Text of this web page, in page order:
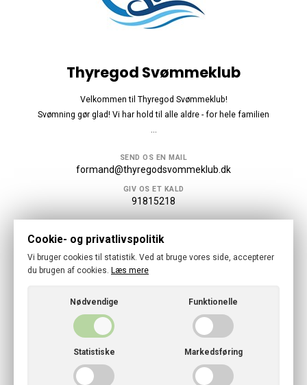
Thyregod Svømmeklub
Velkommen til Thyregod Svømmeklub!
Svømning gør glad! Vi har hold til alle aldre - for hele familien
...
SEND OS EN MAIL
formand@thyregodsvommeklub.dk
GIV OS ET KALD
91815218
Følg os
© 2026 · Thyregod Svømmeklub
Cookies- og privatlivspolitik
Cookie- og privatlivspolitik
Vi bruger cookies til statistik. Ved at bruge vores side, accepterer
du brugen af cookies. Læs mere
Nødvendige Funktionelle
Statistiske Markedsføring